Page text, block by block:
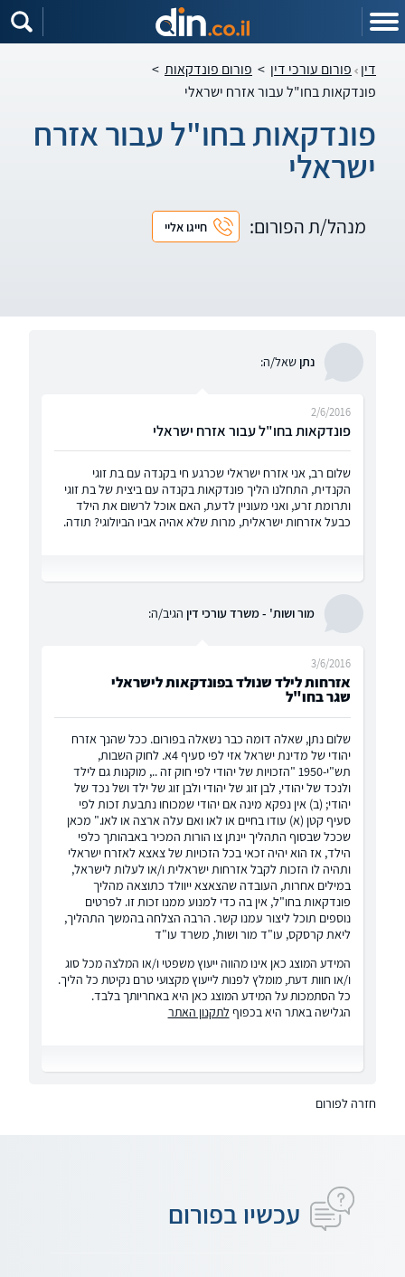
דין פורום עורכי דין > פורום פונדקאות >
פונדקאות בחו"ל עבור אזרח ישראלי
פונדקאות בחו"ל עבור אזרח
ישראלי
מנהל/ת הפורום: חייגו אליי
נתןשאל/ה:
פונדקאות בחו"ל עבור אזרח ישראלי
2/6/2016
שלום רב, אני אזרח ישראלי שכרגע חי בקנדה עם בת זוגי
הקנדית, התחלנו הליך פונדקאות בקנדה עם ביצית של בת זוגי
ותרומת זרע, ואני מעוניין לדעת, האם אוכל לרשום את הילד
כבעל אזרחות ישראלית, מרות שלא אהיה אביו הביולוגי? תודה.
מור ושות' - משרד עורכי דין הגיב/ה:
אזרחות לילד שנולד בפונדקאות לישראלי
שגר בחו"ל
3/6/2016
שלום נתן, שאלה דומה כבר נשאלה בפורום. ככל שהנך אזרח
יהודי של מדינת ישראל אזי לפי סעיף 4א. לחוק השבות,
תש"י-1950 "הזכויות של יהודי לפי חוק זה .., מוקנות גם לילד
ולנכד של יהודי, לבן זוג של יהודי ולבן זוג של ילד ושל נכד של
יהודי; (ב) אין נפקא מינה אם יהודי שמכוחו נתבעת זכות לפי
סעיף קטן (א) עודו בחיים או לאו ואם עלה ארצה או לאו." מכאן
שככל שבסוף התהליך יינתן צו הורות המכיר באבהותך כלפי
הילד, אז הוא יהיה זכאי בכל הזכויות של צאצא לאזרח ישראלי
ותהיה לו הזכות לקבל אזרחות ישראלית ו/או לעלות לישראל,
במילים אחרות, העובדה שהצאצא ייוולד כתוצאה מהליך
פונדקאות בחו"ל, אין בה כדי למנוע ממנו זכות זו. לפרטים
נוספים תוכל ליצור עמנו קשר. הרבה הצלחה בהמשך התהליך,
ליאת קרסקס, עו"ד מור ושות', משרד עו"ד
המידע המוצג כאן אינו מהווה ייעוץ משפטי ו/או המלצה מכל סוג
ו/או חוות דעת, מומלץ לפנות לייעוץ מקצועי טרם נקיטת כל הליך.
כל הסתמכות על המידע המוצג כאן היא באחריותך בלבד.
הגלישה באתר היא בכפוף לתקנון האתר
חזרה לפורום
עכשיו בפורום